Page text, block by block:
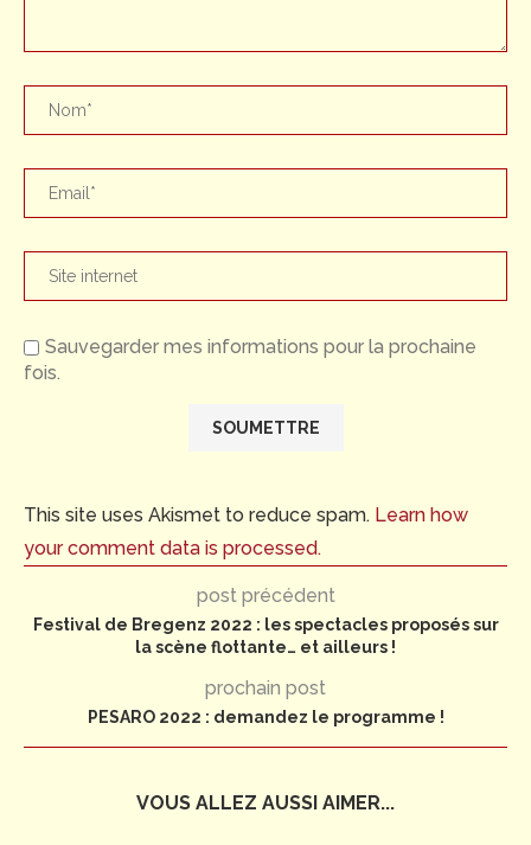
Sauvegarder mes informations pour la prochaine
fois.
This site uses Akismet to reduce spam. Learn how
your comment data is processed.
post précédent
Festival de Bregenz 2022 : les spectacles proposés sur
la scène flottante… et ailleurs !
prochain post
PESARO 2022 : demandez le programme !
VOUS ALLEZ AUSSI AIMER...